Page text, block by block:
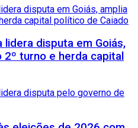
lidera disputa em Goiás,
2º turno e herda capital